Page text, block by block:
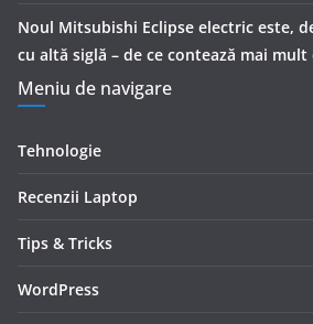
Noul Mitsubishi Eclipse electric este,
cu altă siglă – de ce contează mai
Meniu de navigare
Tehnologie
Recenzii Laptop
Tips & Tricks
WordPress